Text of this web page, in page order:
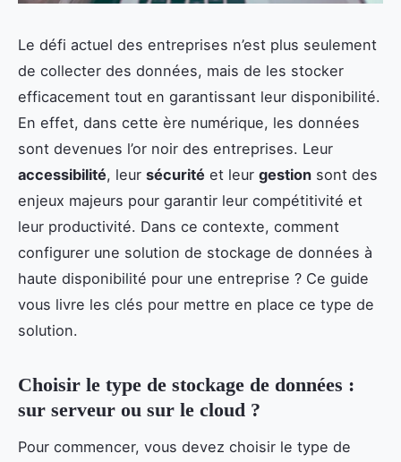
Le défi actuel des entreprises n’est plus seulement
de collecter des données, mais de les stocker
efficacement tout en garantissant leur disponibilité.
En effet, dans cette ère numérique, les données
sont devenues l’or noir des entreprises. Leur
accessibilité, leur sécurité et leur gestion sont des
enjeux majeurs pour garantir leur compétitivité et
leur productivité. Dans ce contexte, comment
configurer une solution de stockage de données à
haute disponibilité pour une entreprise ? Ce guide
vous livre les clés pour mettre en place ce type de
solution.
Choisir le type de stockage de données :
sur serveur ou sur le cloud ?
Pour commencer, vous devez choisir le type de